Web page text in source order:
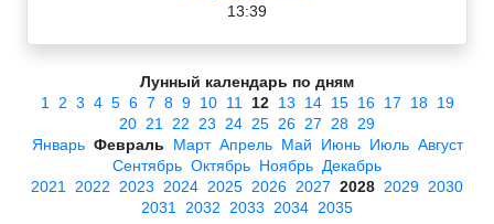
13:39
Лунный календарь по дням
1
2 3 4 5 6 7 8 9 10 11 12 13 14 15 16 17 18 19
20 21 22 23 24 25 26 27 28 29
Январь Февраль Март Апрель Май Июнь Июль Август
Сентябрь Октябрь Ноябрь Декабрь
2021
2022 2023 2024 2025 2026 2027 2028 2029 2030
2031
2032 2033 2034 2035